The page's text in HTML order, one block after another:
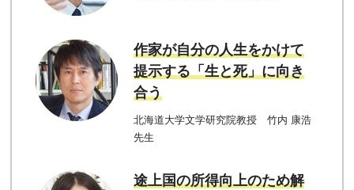
作家が自分の人生をかけて
提示する「生と死」に向き
合う
北海道大学文学研究院教授 竹内 康浩
先生
途上国の所得向上のため解